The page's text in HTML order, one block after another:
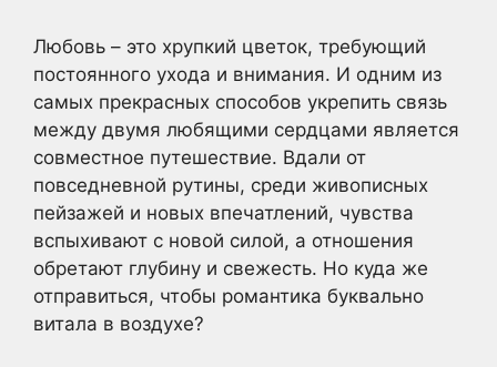
Любовь – это хрупкий цветок, требующий
постоянного ухода и внимания. И одним из
самых прекрасных способов укрепить связь
между двумя любящими сердцами является
совместное путешествие. Вдали от
повседневной рутины, среди живописных
пейзажей и новых впечатлений, чувства
вспыхивают с новой силой, а отношения
обретают глубину и свежесть. Но куда же
отправиться, чтобы романтика буквально
витала в воздухе?